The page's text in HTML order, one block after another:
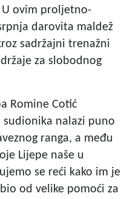
U ovim proljetno-
darovita maldež
sadržajni trenažni
za slobodnog
Romine Cotić
sudionika nalazi puno
ranga, a među
Lijepe naše u
se reći kako im je
od velike pomoći za